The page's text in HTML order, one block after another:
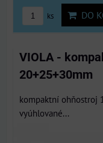
ks DO
VIOLA -
20+25+30mm
kompaktní ohňostroj
vyúhlované...